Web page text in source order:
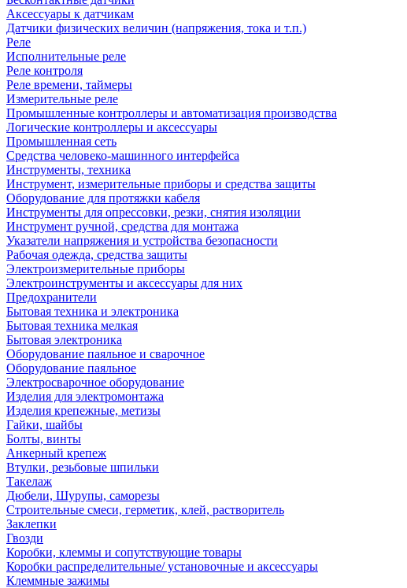
Аксессуары к датчикам
Датчики физических величин (напряжения, тока и т.п.)
Реле
Исполнительные реле
Реле контроля
Реле времени, таймеры
Измерительные реле
Промышленные контроллеры и автоматизация производства
Логические контроллеры и аксессуары
Промышленная сеть
Средства человеко-машинного интерфейса
Инструменты, техника
Инструмент, измерительные приборы и средства защиты
Оборудование для протяжки кабеля
Инструменты для опрессовки, резки, снятия изоляции
Инструмент ручной, средства для монтажа
Указатели напряжения и устройства безопасности
Рабочая одежда, средства защиты
Электроизмерительные приборы
Электроинструменты и аксессуары для них
Предохранители
Бытовая техника и электроника
Бытовая техника мелкая
Бытовая электроника
Оборудование паяльное и сварочное
Оборудование паяльное
Электросварочное оборудование
Изделия для электромонтажа
Изделия крепежные, метизы
Гайки, шайбы
Болты, винты
Анкерный крепеж
Втулки, резьбовые шпильки
Такелаж
Дюбели, Шурупы, саморезы
Строительные смеси, герметик, клей, растворитель
Заклепки
Гвозди
Коробки, клеммы и сопутствующие товары
Коробки распределительные/ установочные и аксессуары
Клеммные зажимы